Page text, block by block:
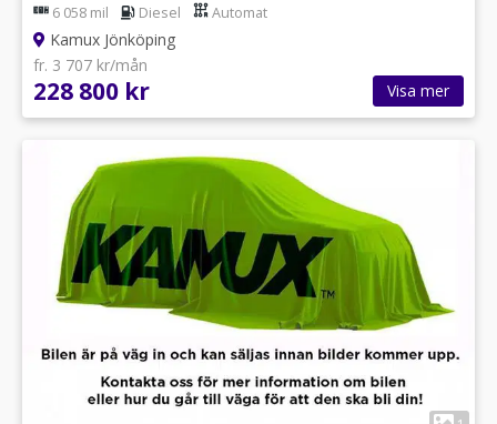
6 058 mil Diesel Automat
Kamux Jönköping
fr. 3 707 kr/mån
228 800 kr Visa mer